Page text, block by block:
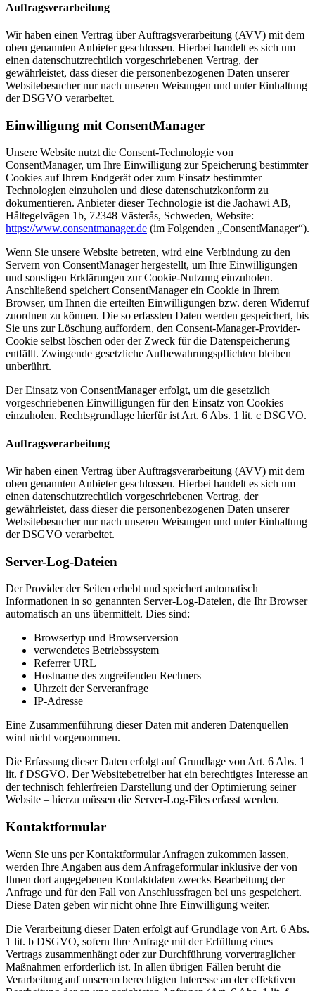
Auftragsverarbeitung
Wir haben einen Vertrag über Auftragsverarbeitung (AVV) mit dem
oben genannten Anbieter geschlossen. Hierbei handelt es sich um
einen datenschutzrechtlich vorgeschriebenen Vertrag, der
gewährleistet, dass dieser die personenbezogenen Daten unserer
Websitebesucher nur nach unseren Weisungen und unter Einhaltung
der DSGVO verarbeitet.
Einwilligung mit ConsentManager
Unsere Website nutzt die Consent-Technologie von
ConsentManager, um Ihre Einwilligung zur Speicherung bestimmter
Cookies auf Ihrem Endgerät oder zum Einsatz bestimmter
Technologien einzuholen und diese datenschutzkonform zu
dokumentieren. Anbieter dieser Technologie ist die Jaohawi AB,
Håltegelvägen 1b, 72348 Västerås, Schweden, Website:
https://www.consentmanager.de (im Folgenden „ConsentManager“).
Wenn Sie unsere Website betreten, wird eine Verbindung zu den
Servern von ConsentManager hergestellt, um Ihre Einwilligungen
und sonstigen Erklärungen zur Cookie-Nutzung einzuholen.
Anschließend speichert ConsentManager ein Cookie in Ihrem
Browser, um Ihnen die erteilten Einwilligungen bzw. deren Widerruf
zuordnen zu können. Die so erfassten Daten werden gespeichert, bis
Sie uns zur Löschung auffordern, den Consent-Manager-Provider-
Cookie selbst löschen oder der Zweck für die Datenspeicherung
entfällt. Zwingende gesetzliche Aufbewahrungspflichten bleiben
unberührt.
Der Einsatz von ConsentManager erfolgt, um die gesetzlich
vorgeschriebenen Einwilligungen für den Einsatz von Cookies
einzuholen. Rechtsgrundlage hierfür ist Art. 6 Abs. 1 lit. c DSGVO.
Auftragsverarbeitung
Wir haben einen Vertrag über Auftragsverarbeitung (AVV) mit dem
oben genannten Anbieter geschlossen. Hierbei handelt es sich um
einen datenschutzrechtlich vorgeschriebenen Vertrag, der
gewährleistet, dass dieser die personenbezogenen Daten unserer
Websitebesucher nur nach unseren Weisungen und unter Einhaltung
der DSGVO verarbeitet.
Server-Log-Dateien
Der Provider der Seiten erhebt und speichert automatisch
Informationen in so genannten Server-Log-Dateien, die Ihr Browser
automatisch an uns übermittelt. Dies sind:
Browsertyp und Browserversion
verwendetes Betriebssystem
Referrer URL
Hostname des zugreifenden Rechners
Uhrzeit der Serveranfrage
IP-Adresse
Eine Zusammenführung dieser Daten mit anderen Datenquellen
wird nicht vorgenommen.
Die Erfassung dieser Daten erfolgt auf Grundlage von Art. 6 Abs. 1
lit. f DSGVO. Der Websitebetreiber hat ein berechtigtes Interesse an
der technisch fehlerfreien Darstellung und der Optimierung seiner
Website – hierzu müssen die Server-Log-Files erfasst werden.
Kontaktformular
Wenn Sie uns per Kontaktformular Anfragen zukommen lassen,
werden Ihre Angaben aus dem Anfrageformular inklusive der von
Ihnen dort angegebenen Kontaktdaten zwecks Bearbeitung der
Anfrage und für den Fall von Anschlussfragen bei uns gespeichert.
Diese Daten geben wir nicht ohne Ihre Einwilligung weiter.
Die Verarbeitung dieser Daten erfolgt auf Grundlage von Art. 6 Abs.
1 lit. b DSGVO, sofern Ihre Anfrage mit der Erfüllung eines
Vertrags zusammenhängt oder zur Durchführung vorvertraglicher
Maßnahmen erforderlich ist. In allen übrigen Fällen beruht die
Verarbeitung auf unserem berechtigten Interesse an der effektiven